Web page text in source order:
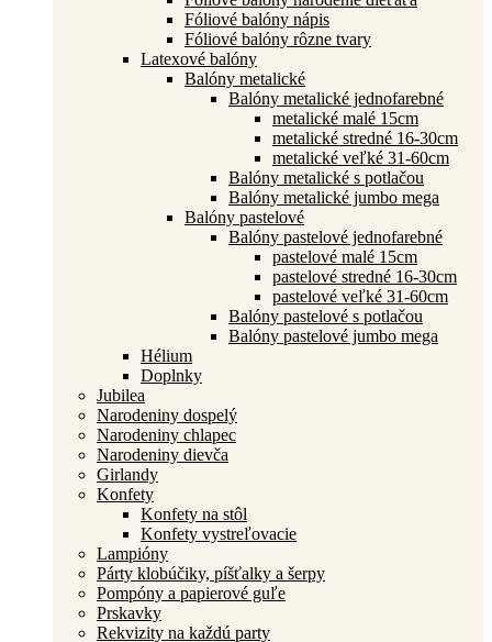
Fóliové balóny nápis
Fóliové balóny rôzne tvary
Latexové balóny
Balóny metalické
Balóny metalické jednofarebné
metalické malé 15cm
metalické stredné 16-30cm
metalické veľké 31-60cm
Balóny metalické s potlačou
Balóny metalické jumbo mega
Balóny pastelové
Balóny pastelové jednofarebné
pastelové malé 15cm
pastelové stredné 16-30cm
pastelové veľké 31-60cm
Balóny pastelové s potlačou
Balóny pastelové jumbo mega
Hélium
Doplnky
Jubilea
Narodeniny dospelý
Narodeniny chlapec
Narodeniny dievča
Girlandy
Konfety
Konfety na stôl
Konfety vystreľovacie
Lampióny
Párty klobúčiky, píšťalky a šerpy
Pompóny a papierové guľe
Prskavky
Rekvizity na každú party